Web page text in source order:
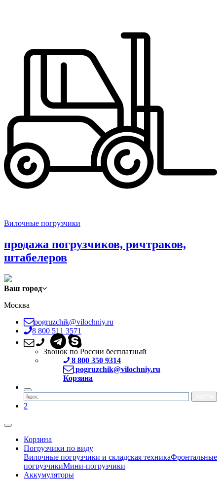
Вилочные погрузчики
продажа погрузчиков, ричтраков,
штабелеров
Ваш город
Москва
pogruzchik@vilochniy.ru
8 800 511 3571
Звонок по России бесплатный
8 800 350 9314
pogruzchik@vilochniy.ru
Корзина
2
Корзина
Погрузчики по виду
Вилочные погрузчики и складская техникаФронтальные
погрузчикиМини-погрузчики
Аккумуляторы